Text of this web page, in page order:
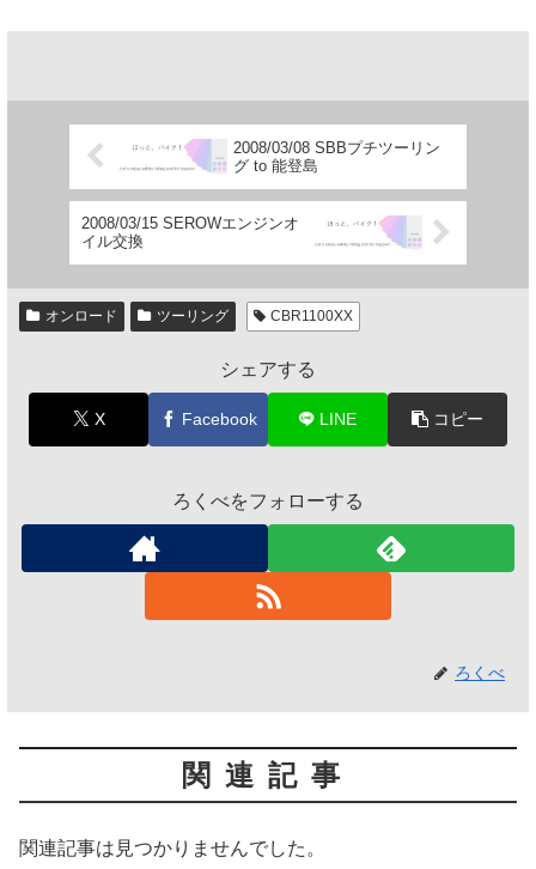
2008/03/08 SBBプチツーリン
グ to 能登島
2008/03/15 SEROWエンジンオ
イル交換
オンロード ツーリング CBR1100XX
シェアする
X Facebook LINE コピー
ろくべをフォローする
ろくべ
関連記事
関連記事は見つかりませんでした。